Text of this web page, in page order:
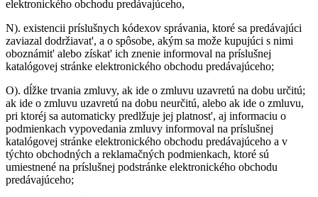
elektronického obchodu predávajúceho,
N). existencii príslušnych kódexov správania, ktoré sa predávajúci
zaviazal dodržiavat', a o spôsobe, akým sa može kupujúci s nimi
oboznámit' alebo získat' ich znenie informoval na príslušnej
katalógovej stránke elektronického obchodu predávajúceho;
O). dĺžke trvania zmluvy, ak ide o zmluvu uzavretú na dobu určitú;
ak ide o zmluvu uzavretú na dobu neurčitú, alebo ak ide o zmluvu,
pri ktoréj sa automaticky predlžuje jej platnost', aj informaciu o
podmienkach vypovedania zmluvy informoval na príslušnej
katalógovej stránke elektronického obchodu predávajúceho a v
týchto obchodných a reklamačných podmienkach, ktoré sú
umiestnené na príslušnej podstránke elektronického obchodu
predávajúceho;